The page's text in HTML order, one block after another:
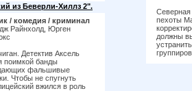
из Беверли-Хиллз 2".
/ комедия / криминал
Райнхолд, Юрген
Детектив Аксель
поимкой банды
фальшивые
Чтобы не спугнуть
вжился в роль
пехоты
должны